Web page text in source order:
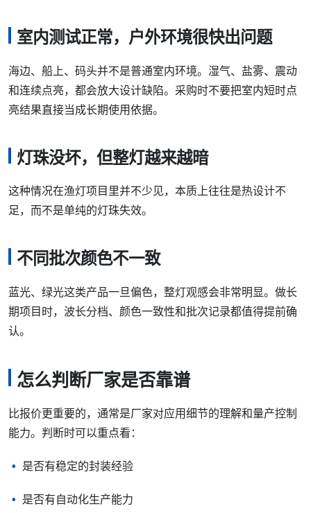
室内测试正常，户外环境很快出问题
海边、船上、码头并不是普通室内环境。湿气、盐雾、震动
和连续点亮，都会放大设计缺陷。采购时不要把室内短时点
亮结果直接当成长期使用依据。
灯珠没坏，但整灯越来越暗
这种情况在渔灯项目里并不少见，本质上往往是热设计不
足，而不是单纯的灯珠失效。
不同批次颜色不一致
蓝光、绿光这类产品一旦偏色，整灯观感会非常明显。做长
期项目时，波长分档、颜色一致性和批次记录都值得提前确
认。
怎么判断厂家是否靠谱
比报价更重要的，通常是厂家对应用细节的理解和量产控制
能力。判断时可以重点看：
是否有稳定的封装经验
是否有自动化生产能力